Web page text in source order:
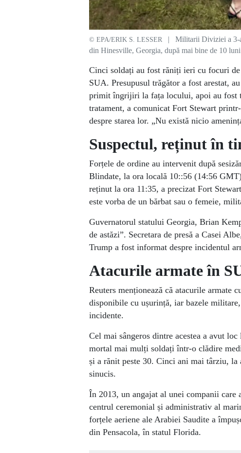
© EPA/ERIK S. LESSER
| Militarii Diviziei a 3-a
din Hinesville, Georgia, după mai bine de 10
Cinci soldați au fost răniți ieri cu focuri
SUA. Presupusul trăgător a fost arestat,
primit îngrijiri la fața locului, apoi au fost
tratament, a comunicat Fort Stewart
despre starea lor. „Nu există nicio
Suspectul, reținut în
Forțele de ordine au intervenit după
Blindate, la ora locală 10::56 (14:56
reținut la ora 11:35, a precizat Fort
este vorba de un bărbat sau o femeie,
Guvernatorul statului Georgia, Brian
de astăzi”. Secretara de presă a Casei
Trump a fost informat despre incidentul
Atacurile armate în
Reuters menționează că atacurile armate
disponibile cu ușurință, iar bazele
incidente.
Cel mai sângeros dintre acestea a avut
mortal mai mulți soldați într-o clădire
și a rănit peste 30. Cinci ani mai târziu,
sinucis.
În 2013, un angajat al unei companii
centrul ceremonial și administrativ al
forțele aeriene ale Arabiei Saudite a
din Pensacola, în statul Florida.